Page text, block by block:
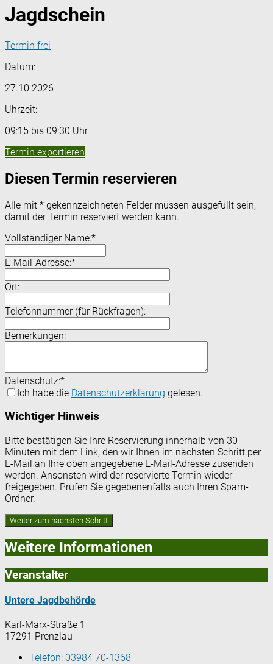
Jagdschein
Termin frei
Datum:
27.10.2026
Uhrzeit:
09:15 bis 09:30 Uhr
Termin exportieren
Diesen Termin reservieren
Alle mit * gekennzeichneten Felder müssen ausgefüllt sein,
damit der Termin reserviert werden kann.
Vollständiger Name:*
E-Mail-Adresse:*
Ort:
Telefonnummer (für Rückfragen):
Bemerkungen:
Datenschutz:*
Ich habe die Datenschutzerklärung gelesen.
Wichtiger Hinweis
Bitte bestätigen Sie Ihre Reservierung innerhalb von 30
Minuten mit dem Link, den wir Ihnen im nächsten Schritt per
E-Mail an Ihre oben angegebene E-Mail-Adresse zusenden
werden. Ansonsten wird der reservierte Termin wieder
freigegeben. Prüfen Sie gegebenenfalls auch Ihren Spam-
Ordner.
Weitere Informationen
Veranstalter
Untere Jagdbehörde
Karl-Marx-Straße 1
17291 Prenzlau
Telefon: 03984 70-1368